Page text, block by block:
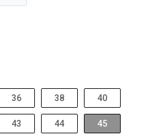
36 38 40
43 44 45